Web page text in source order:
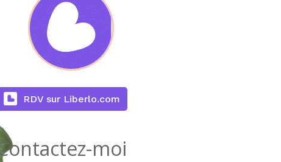
RDV sur Liberlo.com
moi